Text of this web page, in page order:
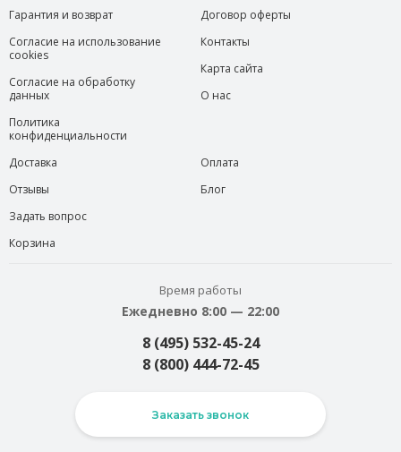
Гарантия и возврат
Согласие на использование
cookies
Согласие на обработку
данных
Политика
конфиденциальности
Договор оферты
Контакты
Карта сайта
О нас
Доставка
Отзывы
Задать вопрос
Корзина
Оплата
Блог
Время работы
Ежедневно 8:00 — 22:00
8 (495) 532-45-24
8 (800) 444-72-45
Заказать звонок